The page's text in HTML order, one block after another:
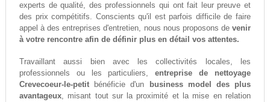
experts de qualité, des professionnels qui ont fait leur preuve et
des prix compétitifs. Conscients qu'il est parfois difficile de faire
appel à des entreprises d'entretien, nous nous proposons devenir
à votre rencontre afin de définir plus en détail vos attentes.
Travaillant aussi bien avec les collectivités locales, les
professionnels ou les particuliers,entreprise de nettoyage
Crevecoeur-le-petitbénéficie d'un
business model des plus
avantageux, misant tout sur la proximité et la mise en relation